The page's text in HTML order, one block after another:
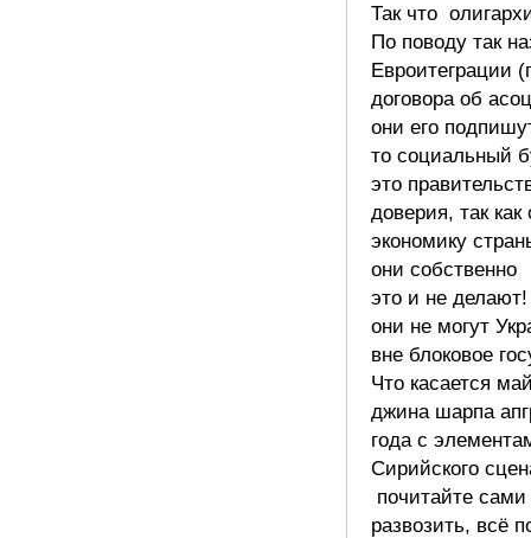
Так что
По поводу так
Евроитеграции
договора об
они его
то социальный
это
доверия, так
экономику
они собственно
это и не
они не могут
вне блоковое
Что касается
джина шарпа
года с
Сирийского
почитайте сами
развозить, всё